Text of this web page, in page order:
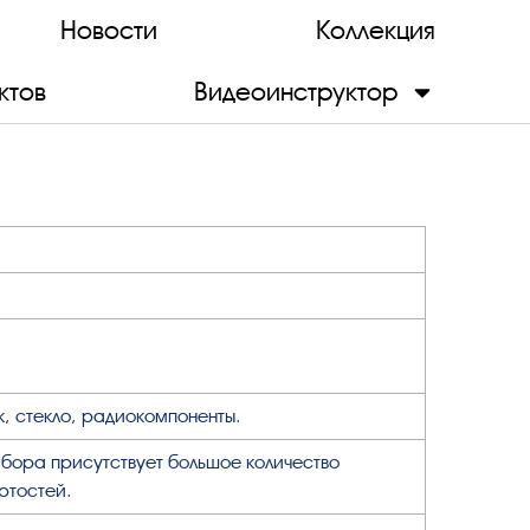
Новости Коллекция
Видеоинструктор
стекло, радиокомпоненты.
присутствует большое количество